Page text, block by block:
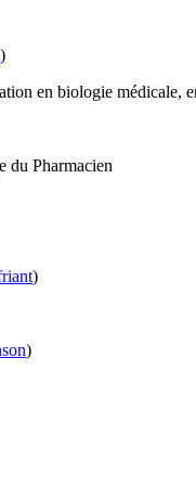
)
en biologie
du Pharmacien
)
)